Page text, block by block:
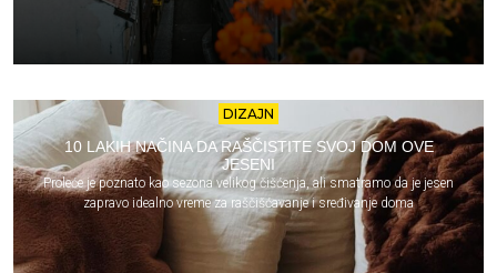
DIZAJN
10 LAKIH NAČINA DA RAŠČISTITE SVOJ DOM OVE
JESENI
Proleće je poznato kao sezona velikog čišćenja, ali smatramo da je jesen
zapravo idealno vreme za raščišćavanje i sređivanje doma